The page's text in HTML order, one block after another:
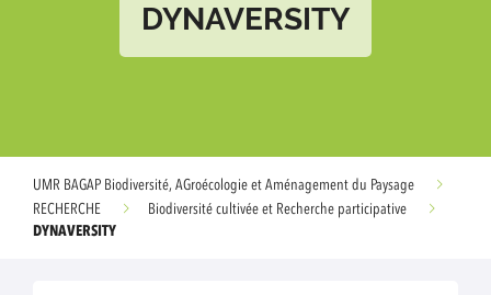
DYNAVERSITY
UMR BAGAP Biodiversité, AGroécologie et Aménagement du Paysage
RECHERCHE
Biodiversité cultivée et Recherche participative
DYNAVERSITY